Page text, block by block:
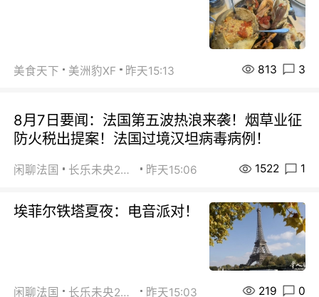
美食天下 美洲豹XF 昨天15:13 813 3
8月7日要闻：法国第五波热浪来袭！烟草业征
防火税出提案！法国过境汉坦病毒病例！
闲聊法国 长乐未央2015 昨天15:06 1522 1
埃菲尔铁塔夏夜：电音派对！
闲聊法国 长乐未央2015 昨天15:03 219 0